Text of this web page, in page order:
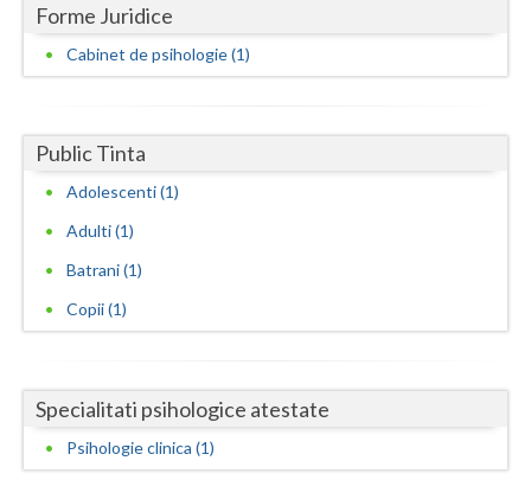
Giurgiu
Gorj
Hunedoara
Ialomita
Mehedinti
Mures
Forme Juridice
Cabinet de psihologie (1)
Public Tinta
Adolescenti (1)
Adulti (1)
Batrani (1)
Copii (1)
Specialitati psihologice atestate
Psihologie clinica (1)